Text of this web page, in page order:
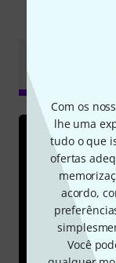
Com os
lhe uma
tudo o que
ofertas
acordo,
Você